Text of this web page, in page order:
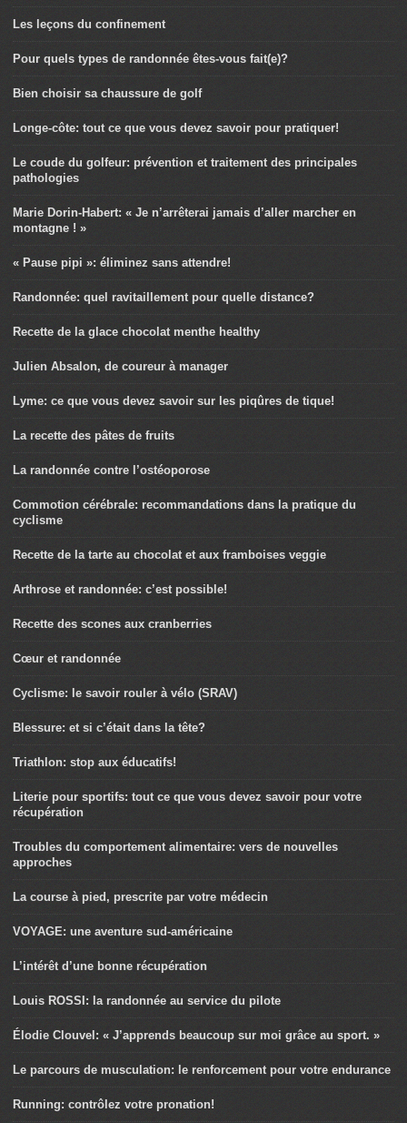
Les leçons du confinement
Pour quels types de randonnée êtes-vous fait(e)?
Bien choisir sa chaussure de golf
Longe-côte: tout ce que vous devez savoir pour pratiquer!
Le coude du golfeur: prévention et traitement des principales
pathologies
Marie Dorin-Habert: « Je n’arrêterai jamais d’aller marcher en
montagne ! »
« Pause pipi »: éliminez sans attendre!
Randonnée: quel ravitaillement pour quelle distance?
Recette de la glace chocolat menthe healthy
Julien Absalon, de coureur à manager
Lyme: ce que vous devez savoir sur les piqûres de tique!
La recette des pâtes de fruits
La randonnée contre l’ostéoporose
Commotion cérébrale: recommandations dans la pratique du
cyclisme
Recette de la tarte au chocolat et aux framboises veggie
Arthrose et randonnée: c’est possible!
Recette des scones aux cranberries
Cœur et randonnée
Cyclisme: le savoir rouler à vélo (SRAV)
Blessure: et si c’était dans la tête?
Triathlon: stop aux éducatifs!
Literie pour sportifs: tout ce que vous devez savoir pour votre
récupération
Troubles du comportement alimentaire: vers de nouvelles
approches
La course à pied, prescrite par votre médecin
VOYAGE: une aventure sud-américaine
L’intérêt d’une bonne récupération
Louis ROSSI: la randonnée au service du pilote
Élodie Clouvel: « J’apprends beaucoup sur moi grâce au sport. »
Le parcours de musculation: le renforcement pour votre endurance
Running: contrôlez votre pronation!